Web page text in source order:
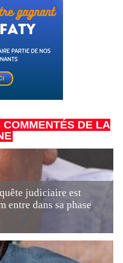
DE LA
judiciaire est
entre dans sa phase